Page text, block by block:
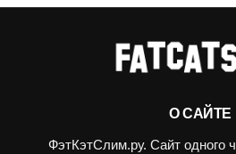
О САЙТЕ
ФэтКэтСлим.ру. Сайт одного